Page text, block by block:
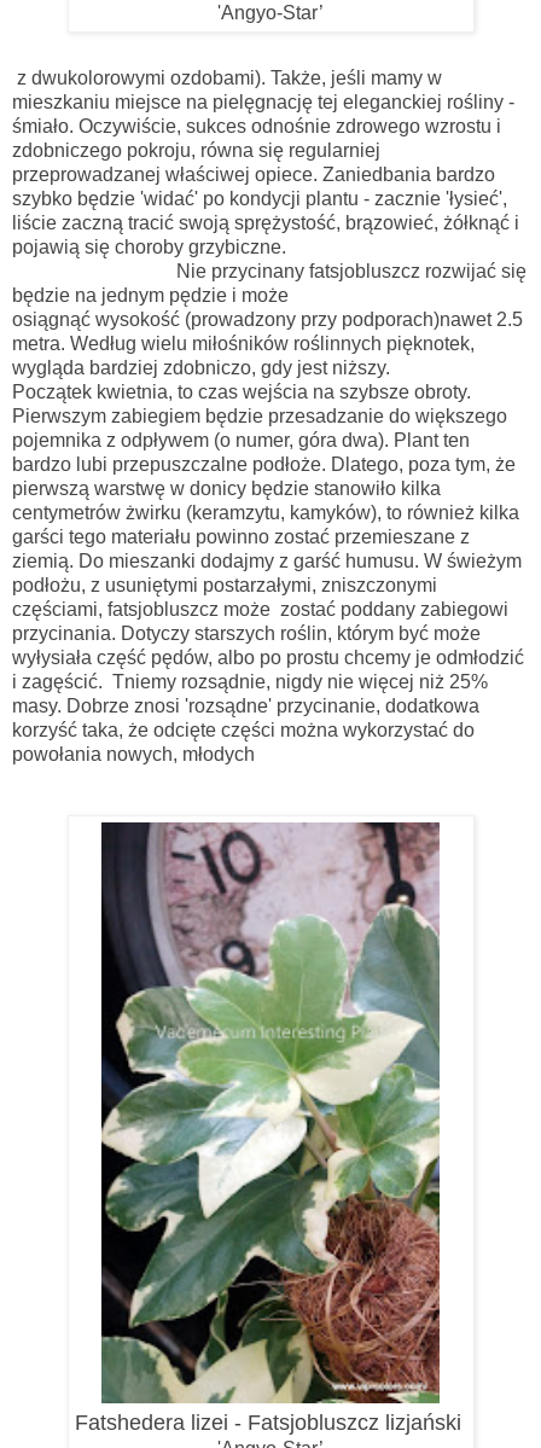
'Angyo-Star’
z dwukolorowymi ozdobami). Także, jeśli mamy w
mieszkaniu miejsce na pielęgnację tej eleganckiej rośliny -
śmiało. Oczywiście, sukces odnośnie zdrowego wzrostu i
zdobniczego pokroju, równa się regularniej
przeprowadzanej właściwej opiece. Zaniedbania bardzo
szybko będzie 'widać' po kondycji plantu - zacznie 'łysieć',
liście zaczną tracić swoją sprężystość, brązowieć, żółknąć i
pojawią się choroby grzybiczne.
Nie przycinany fatsjobluszcz rozwijać się
będzie na jednym pędzie i może
osiągnąć wysokość (prowadzony przy podporach)nawet 2.5
metra. Według wielu miłośników roślinnych pięknotek,
wygląda bardziej zdobniczo, gdy jest niższy.
Początek kwietnia, to czas wejścia na szybsze obroty.
Pierwszym zabiegiem będzie przesadzanie do większego
pojemnika z odpływem (o numer, góra dwa). Plant ten
bardzo lubi przepuszczalne podłoże. Dlatego, poza tym, że
pierwszą warstwę w donicy będzie stanowiło kilka
centymetrów żwirku (keramzytu, kamyków), to również kilka
garści tego materiału powinno zostać przemieszane z
ziemią. Do mieszanki dodajmy z garść humusu. W świeżym
podłożu, z usuniętymi postarzałymi, zniszczonymi
częściami, fatsjobluszcz może zostać poddany zabiegowi
przycinania. Dotyczy starszych roślin, którym być może
wyłysiała część pędów, albo po prostu chcemy je odmłodzić
i zagęścić. Tniemy rozsądnie, nigdy nie więcej niż 25%
masy. Dobrze znosi 'rozsądne' przycinanie, dodatkowa
korzyść taka, że odcięte części można wykorzystać do
powołania nowych, młodych
Fatshedera lizei - Fatsjobluszcz lizjański